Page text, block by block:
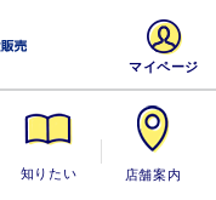
知りたい 店舗案内
マイページ